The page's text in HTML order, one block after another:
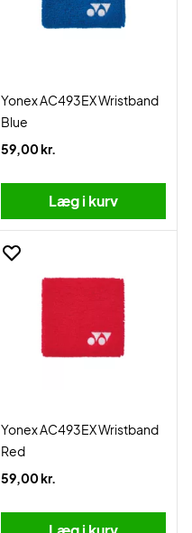
Yonex AC493EX Wristband
Blue
59,00 kr.
Læg i kurv
Yonex AC493EX Wristband
Red
59,00 kr.